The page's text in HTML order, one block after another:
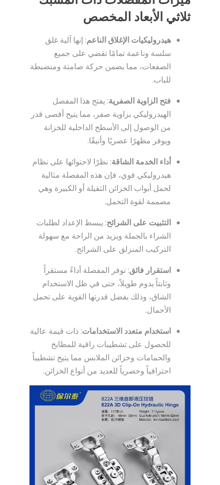
ثلاثي الأبعاد المخصص
هيدروليكيات الإغلاق الناعم: إنها آلية غلق
سلسة وناعمة تمامًا تقضي على جميع
الصفعات، مما يضمن حركة صامتة ومنضبطة
للباب.
فتح الزاوية الصفرية: يفتح هذا المفصل
الهيدروليكي بزاوية صفر، مما يتيح أقصى قدر
من الوصول إلى الأسطح الداخلية للخزانة
ويوفر مظهرًا عصريًا وأنيقًا.
أداء الخدمة الشاقة: نظرًا لاحتوائها على نظام
هيدروليكي قوي، فإن هذه المفصلة مثالية
لحمل أبواب الخزائن الثقيلة أو الكبيرة وهي
مصممة لقوة التحمل.
التثبيت على الشرائح: يبسط الإعداد لطلبات
الشراء بالجملة ويزيد من الراحة مع سهولة
التركيب المنزلق على الشرائح.
استقرار فائق: توفر المفصلة أداءً مستقراً
وثابتاً يدوم طويلاً، حتى في ظل الاستخدام
الشاق، وذلك بفضل قدرتها القوية على تحمل
الأحمال.
استخدام متعدد الاستخدامات: ذات قيمة عالية
للحصول على تشطيبات راقية للمطابخ
والحمامات وخزائن الملابس مما يتيح تشطيباً
احترافياً وحصرياً للعديد من أنواع الخزائن.